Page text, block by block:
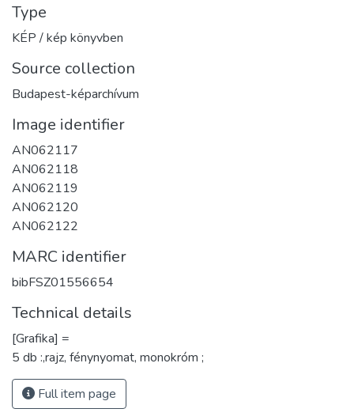
Type
KÉP / kép könyvben
Source collection
Budapest-képarchívum
Image identifier
AN062117
AN062118
AN062119
AN062120
AN062122
MARC identifier
bibFSZ01556654
Technical details
[Grafika] =
5 db :,rajz, fénynyomat, monokróm ;
Full item page